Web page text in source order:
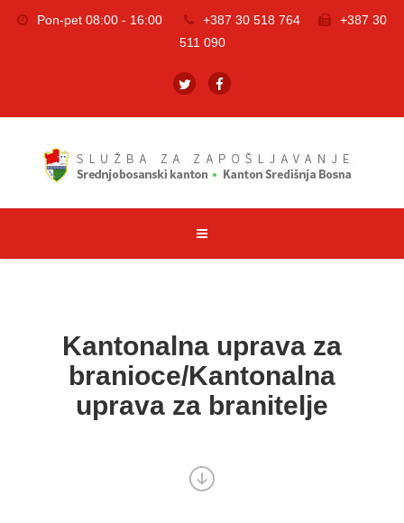
Pon-pet 08:00 - 16:00 +387 30 518 764
+387 30
511 090
Kantonalna uprava za
branioce/Kantonalna
uprava za branitelje